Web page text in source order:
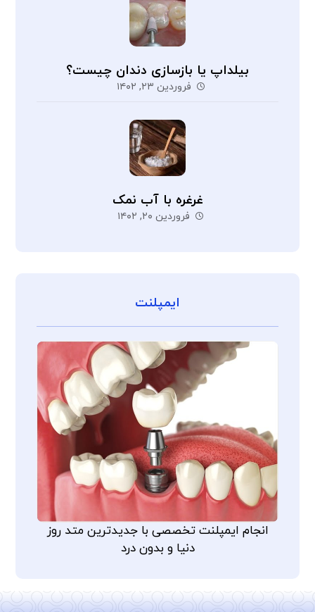
بیلداپ یا بازسازی دندان چیست؟
فروردین ۲۳, ۱۴۰۲
غرغره با آب نمک
فروردین ۲۰, ۱۴۰۲
ایمپلنت
انجام ایمپلنت تخصصی با جدیدترین متد روز
دنیا و بدون درد